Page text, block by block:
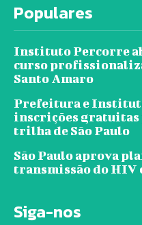
Populares
Instituto Percorre
curso
Santo Amaro
Prefeitura e
inscrições gratuitas
trilha de São Paulo
São Paulo aprova
transmissão do HIV
Siga-nos